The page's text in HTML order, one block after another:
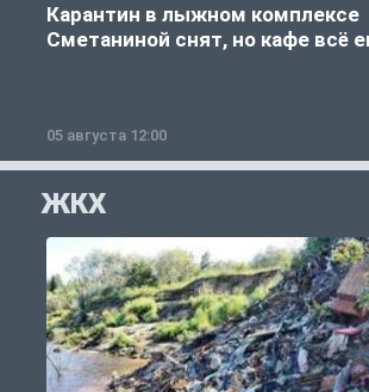
Карантин в лыжном комплексе
Сметаниной снят, но кафе всё
05 августа 12:00
ЖКХ